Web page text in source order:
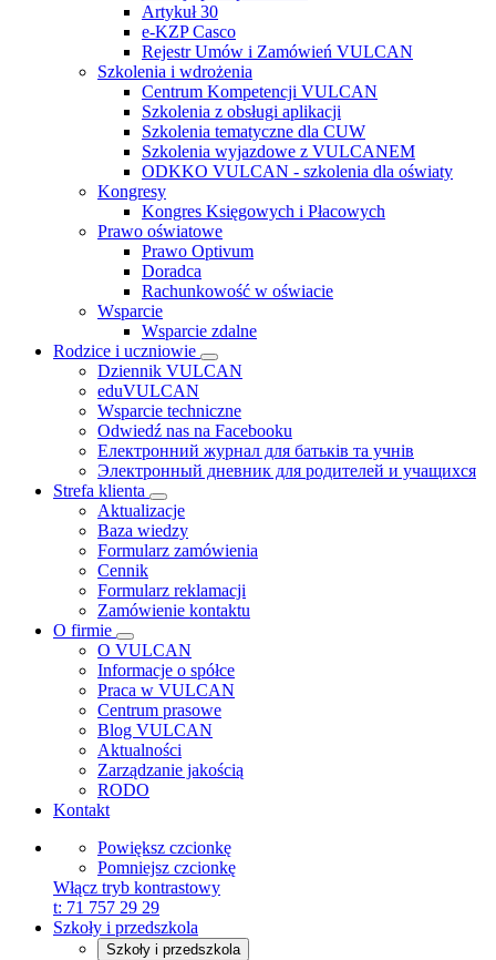
Artykuł 30
e-KZP Casco
Rejestr Umów i Zamówień VULCAN
Szkolenia i wdrożenia
Centrum Kompetencji VULCAN
Szkolenia z obsługi aplikacji
Szkolenia tematyczne dla CUW
Szkolenia wyjazdowe z VULCANEM
ODKKO VULCAN - szkolenia dla oświaty
Kongresy
Kongres Księgowych i Płacowych
Prawo oświatowe
Prawo Optivum
Doradca
Rachunkowość w oświacie
Wsparcie
Wsparcie zdalne
Rodzice i uczniowie
Dziennik VULCAN
eduVULCAN
Wsparcie techniczne
Odwiedź nas na Facebooku
Електронний журнал для батьків та учнів
Электронный дневник для родителей и учащихся
Strefa klienta
Aktualizacje
Baza wiedzy
Formularz zamówienia
Cennik
Formularz reklamacji
Zamówienie kontaktu
O firmie
O VULCAN
Informacje o spółce
Praca w VULCAN
Centrum prasowe
Blog VULCAN
Aktualności
Zarządzanie jakością
RODO
Kontakt
Powiększ czcionkę
Pomniejsz czcionkę
Włącz tryb kontrastowy
t: 71 757 29 29
Szkoły i przedszkola
Szkoły i przedszkola